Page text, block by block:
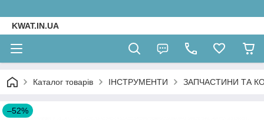
KWAT.IN.UA
Каталог товарів ІНСТРУМЕНТИ ЗАПЧАСТИНИ ТА
–52%